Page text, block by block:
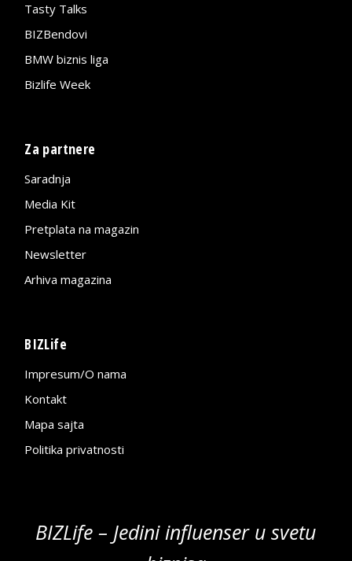
Tasty Talks
BIZBendovi
BMW biznis liga
Bizlife Week
Za partnere
Saradnja
Media Kit
Pretplata na magazin
Newsletter
Arhiva magazina
BIZLife
Impresum/O nama
Kontakt
Mapa sajta
Politika privatnosti
BIZLife – Jedini influenser u svetu